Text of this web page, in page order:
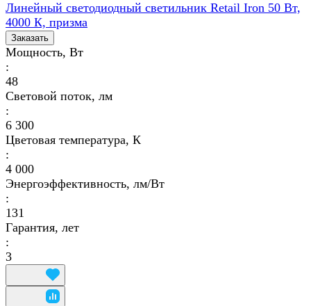
Линейный светодиодный светильник Retail Iron 50 Вт,
4000 К, призма
Заказать
Мощность, Вт
:
48
Световой поток, лм
:
6 300
Цветовая температура, К
:
4 000
Энергоэффективность, лм/Вт
:
131
Гарантия, лет
:
3